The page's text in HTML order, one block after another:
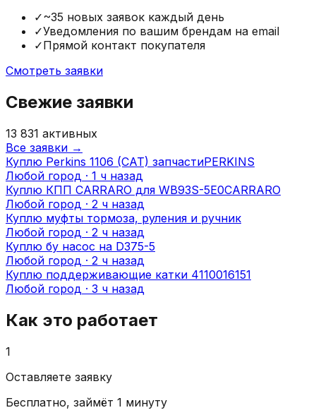
✓~35 новых заявок каждый день
✓Уведомления по вашим брендам на email
✓Прямой контакт покупателя
Смотреть заявки
Свежие заявки
13 831 активных
Все заявки →
Куплю Perkins 1106 (CAT) запчастиPERKINS
Любой город · 1 ч назад
Куплю КПП CARRARO для WB93S-5E0CARRARO
Любой город · 2 ч назад
Куплю муфты тормоза, руления и ручник
Любой город · 2 ч назад
Куплю бу насос на D375-5
Любой город · 2 ч назад
Куплю поддерживающие катки 4110016151
Любой город · 3 ч назад
Как это работает
1
Оставляете заявку
Бесплатно, займёт 1 минуту